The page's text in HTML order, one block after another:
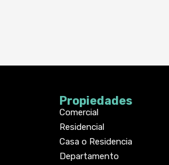
Propiedades
Comercial
Residencial
Casa o Residencia
Departamento